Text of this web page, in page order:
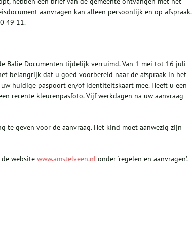
aanvragen kan alleen persoonlijk en op afspraak.
49 11.
Balie Documenten tijdelijk verruimd. Van 1 mei tot 16 juli
belangrijk dat u goed voorbereid naar de afspraak in het
huidige paspoort en/of identiteitskaart mee. Heeft u een
recente kleurenpasfoto. Vijf werkdagen na uw aanvraag
te geven voor de aanvraag. Het kind moet aanwezig zijn
website www.amstelveen.nl onder ‘regelen en aanvragen’.